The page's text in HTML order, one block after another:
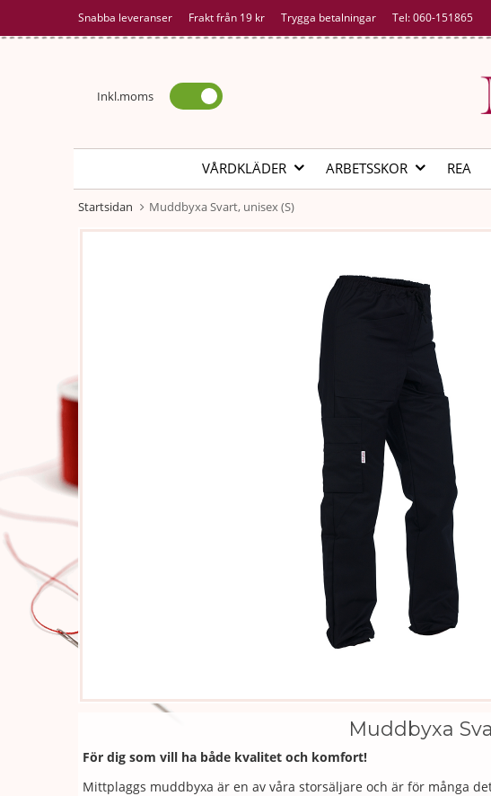
Snabba leveranser Frakt från 19 kr Trygga betalningar Tel: 060-151865
Inkl.moms
VÅRDKLÄDER ARBETSSKOR REA
Startsidan Muddbyxa Svart, unisex (S)
Muddbyxa
För dig som vill ha både kvalitet och komfort!
Mittplaggs muddbyxa är en av våra storsäljare och är för många